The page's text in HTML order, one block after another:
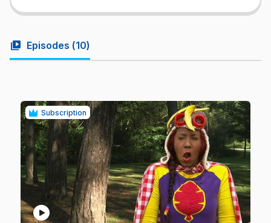
video_library Episodes (10)
Subscription
play_circle